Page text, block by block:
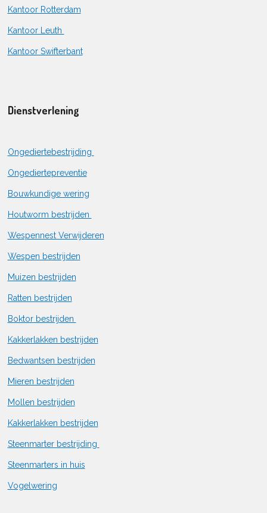
Kantoor Rotterdam
Kantoor Leuth
Kantoor Swifterbant
Dienstverlening
Ongediertebestrijding
Ongediertepreventie
Bouwkundige wering
Houtworm bestrijden
Wespennest Verwijderen
Wespen bestrijden
Muizen bestrijden
Ratten bestrijden
Boktor bestrijden
Kakkerlakken bestrijden
Bedwantsen bestrijden
Mieren bestrijden
Mollen bestrijden
Kakkerlakken bestrijden
Steenmarter bestrijding
Steenmarters in huis
Vogelwering